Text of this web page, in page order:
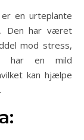
en urteplante
Den har været
mod stress,
har en mild
kan hjælpe